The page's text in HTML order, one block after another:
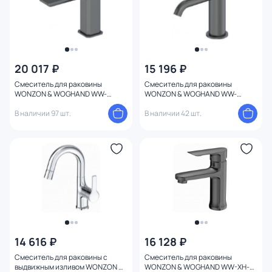
20 017 ₽
Смеситель для раковины
WONZON & WOGHAND WW-
88139011-BGM Темный графит
В наличии 97 шт.
15 196 ₽
Смеситель для раковины
WONZON & WOGHAND WW-
88139017-BGM Темный графит
В наличии 42 шт.
14 616 ₽
Смеситель для раковины с
выдвижным изливом WONZON &
16 128 ₽
Смеситель для раковины
WONZON & WOGHAND WW-XH-